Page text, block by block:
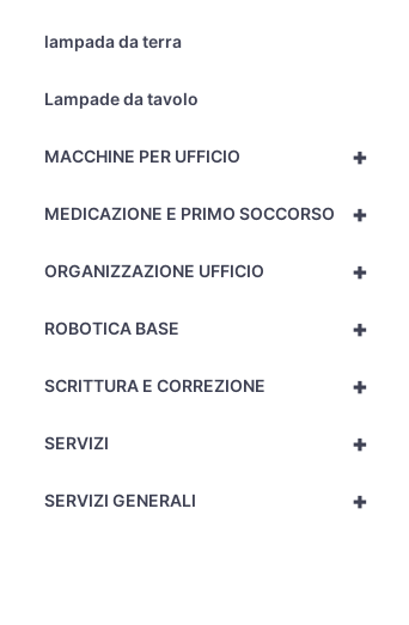
lampada da terra
Lampade da tavolo
+
MACCHINE PER UFFICIO
+
MEDICAZIONE E PRIMO SOCCORSO
+
ORGANIZZAZIONE UFFICIO
+
ROBOTICA BASE
+
SCRITTURA E CORREZIONE
+
SERVIZI
+
SERVIZI GENERALI